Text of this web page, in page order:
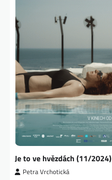
Je to ve hvězdách (11/2024)
Petra Vrchotická